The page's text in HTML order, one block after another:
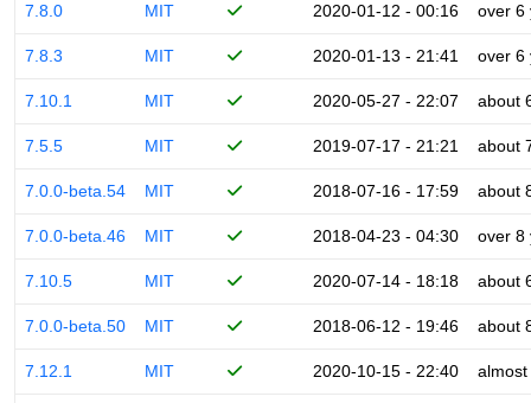
7.8.0 MIT 2020-01-12 - 00:16 over 6
7.8.3 MIT 2020-01-13 - 21:41 over 6
7.10.1 MIT 2020-05-27 - 22:07 about
7.5.5 MIT 2019-07-17 - 21:21 about
7.0.0-beta.54 MIT 2018-07-16 - 17:59 about
7.0.0-beta.46 MIT 2018-04-23 - 04:30 over 8
7.10.5 MIT 2020-07-14 - 18:18 about
7.0.0-beta.50 MIT 2018-06-12 - 19:46 about
7.12.1 MIT 2020-10-15 - 22:40